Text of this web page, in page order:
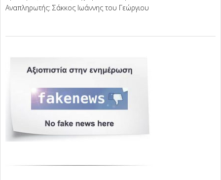
Αναπληρωτής: Σάκκος Ιωάννης του Γεώργιου